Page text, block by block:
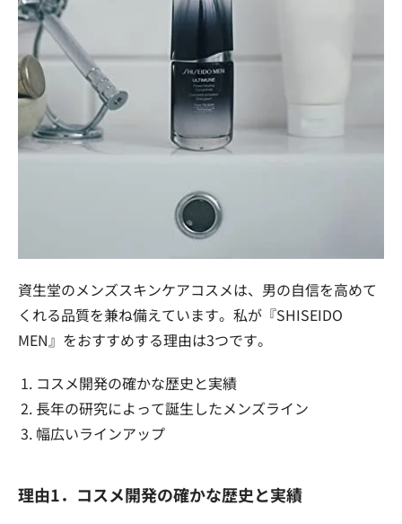
資生堂のメンズスキンケアコスメは、男の自信を高めて
くれる品質を兼ね備えています。私が『SHISEIDO
MEN』をおすすめする理由は3つです。
コスメ開発の確かな歴史と実績
長年の研究によって誕生したメンズライン
幅広いラインアップ
理由1．コスメ開発の確かな歴史と実績